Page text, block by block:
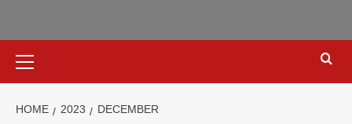
HOME 2023 DECEMBER